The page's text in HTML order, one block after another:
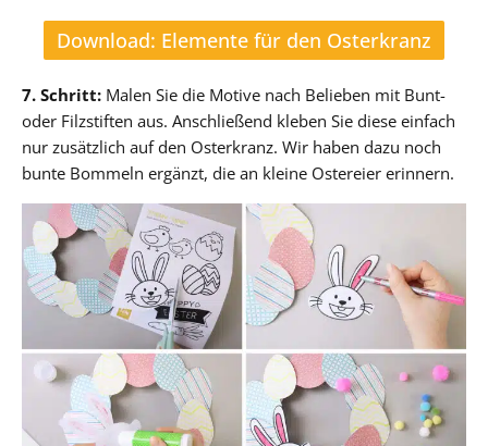
Download: Elemente für den Osterkranz
7. Schritt: Malen Sie die Motive nach Belieben mit Bunt-
oder Filzstiften aus. Anschließend kleben Sie diese einfach
nur zusätzlich auf den Osterkranz. Wir haben dazu noch
bunte Bommeln ergänzt, die an kleine Ostereier erinnern.